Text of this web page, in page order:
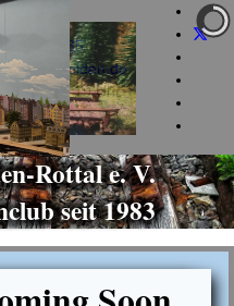
973 581 85
eggenfelden.de
ab 19 Uhr
Rottal e. V.
seit 1983